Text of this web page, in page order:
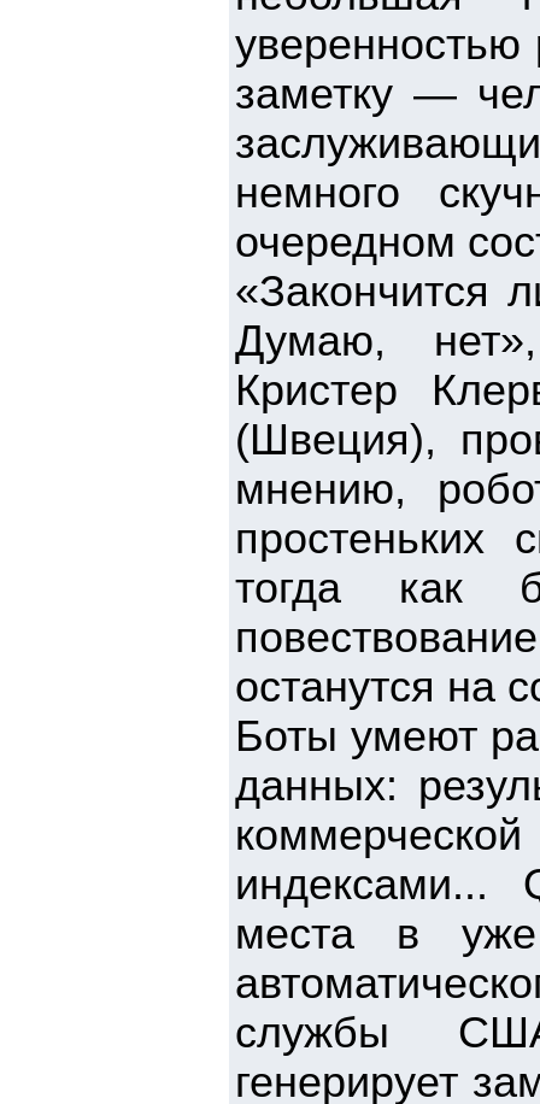
уверенностью
заметку —
немного
очередном
«Закончится
Думаю,
Кристер
(Швеция),
мнению,
простеньких
тогда как
останутся на
Боты умеют
данных:
индексами...
места в уже
службы
генерирует